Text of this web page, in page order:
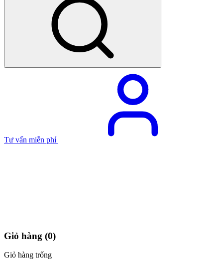
Tư vấn miễn phí
Giỏ hàng (0)
Giỏ hàng trống